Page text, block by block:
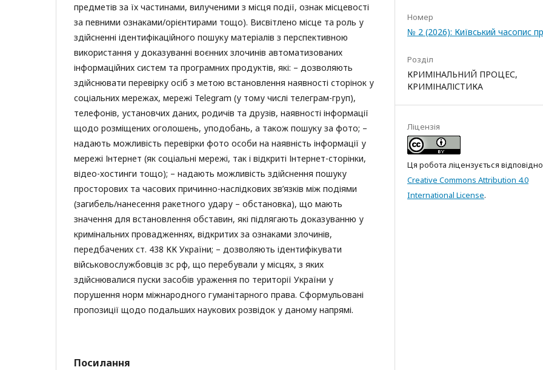
предметів за їх частинами, вилученими з місця події, ознак місцевості
за певними ознаками/орієнтирами тощо). Висвітлено місце та роль у
здійсненні ідентифікаційного пошуку матеріалів з перспективною
використання у доказуванні воєнних злочинів автоматизованих
інформаційних систем та програмних продуктів, які: – дозволяють
здійснювати перевірку осіб з метою встановлення наявності сторінок у
соціальних мережах, мережі Telegram (у тому числі телеграм-груп),
телефонів, установчих даних, родичів та друзів, наявності інформації
щодо розміщених оголошень, уподобань, а також пошуку за фото; –
надають можливість перевірки фото особи на наявність інформації у
мережі Інтернет (як соціальні мережі, так і відкриті Інтернет-сторінки,
відео-хостинги тощо); – надають можливість здійснення пошуку
просторових та часових причинно-наслідкових зв’язків між подіями
(загибель/нанесення ракетного удару – обстановка), що мають
значення для встановлення обставин, які підлягають доказуванню у
кримінальних провадженнях, відкритих за ознаками злочинів,
передбачених ст. 438 КК України; – дозволяють ідентифікувати
військовослужбовців зс рф, що перебували у місцях, з яких
здійснювалися пуски засобів ураження по території України у
порушення норм міжнародного гуманітарного права. Сформульовані
пропозиції щодо подальших наукових розвідок у даному напрямі.
Посилання
Номер
№ 2 (2026): Київський часопис
Розділ
КРИМІНАЛЬНИЙ ПРОЦЕС,
КРИМІНАЛІСТИКА
Ліцензія
Ця робота ліцензується
Creative Commons Attribution 4.0
International License.